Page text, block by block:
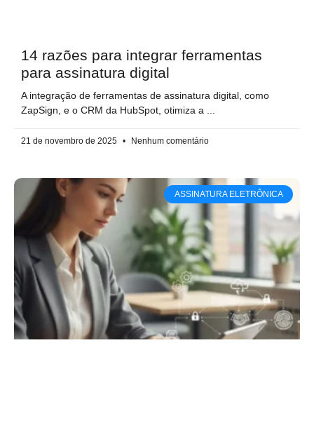
14 razões para integrar ferramentas
para assinatura digital
A integração de ferramentas de assinatura digital, como
ZapSign, e o CRM da HubSpot, otimiza a
21 de novembro de 2025 Nenhum comentário
ASSINATURA ELETRÔNICA